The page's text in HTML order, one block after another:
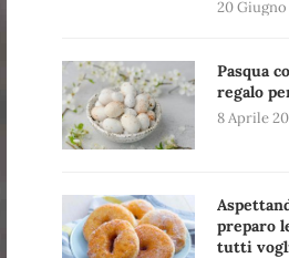
20 Giugno
Pasqua
regalo
8 Aprile
preparo
tutti